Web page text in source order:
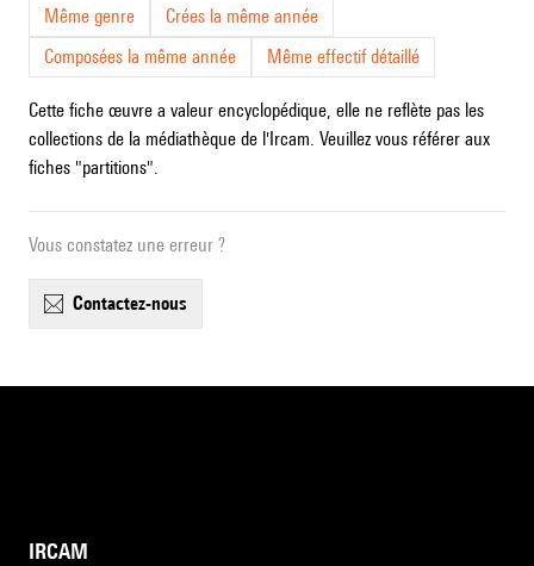
Même genre
Crées la même année
Composées la même année
Même effectif détaillé
Cette fiche œuvre a valeur encyclopédique, elle ne reflète pas les
collections de la médiathèque de l'Ircam. Veuillez vous référer aux
fiches "partitions".
Vous constatez une erreur ?
contactez-nous
IRCAM